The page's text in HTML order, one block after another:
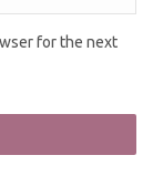
for the next